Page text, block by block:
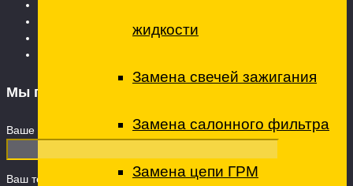
жидкости
Замена свечей зажигания
Замена салонного фильтра
Замена цепи ГРМ
Мы перезвоним
Ваше имя
Ваш телефон (обязательно)